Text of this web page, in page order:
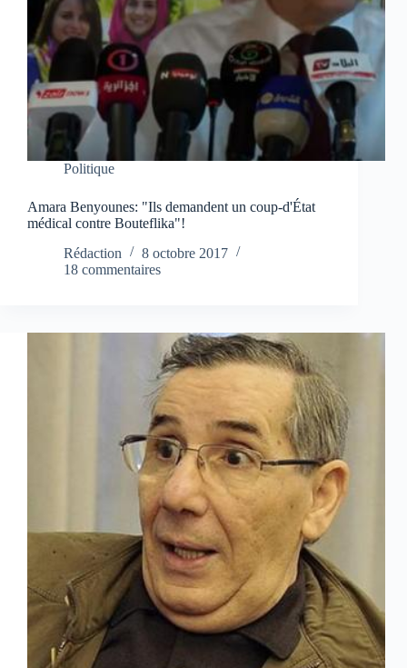
Politique
Amara Benyounes: "Ils demandent un coup-d'État
médical contre Bouteflika"!
Rédaction
8 octobre 2017
18 commentaires